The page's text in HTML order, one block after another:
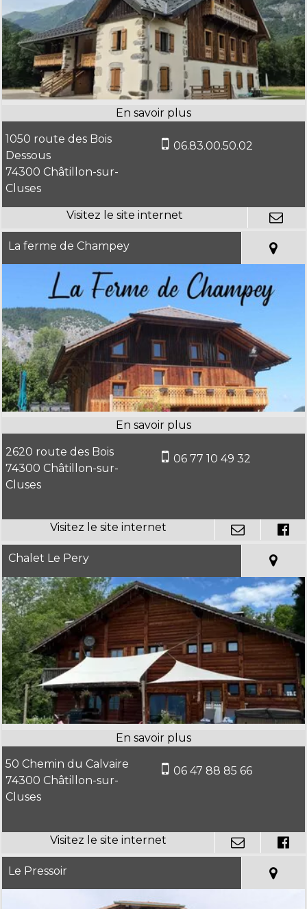
1050 route des Bois
Dessous
74300 Châtillon-sur-
Cluses
06.83.00.50.02
La ferme de Champey
2620 route des Bois
74300 Châtillon-sur-
Cluses
06 77 10 49 32
Chalet Le Pery
50 Chemin du Calvaire
74300 Châtillon-sur-
Cluses
06 47 88 85 66
Le Pressoir